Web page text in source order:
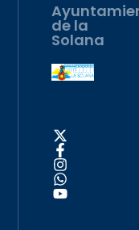
de la
Solana